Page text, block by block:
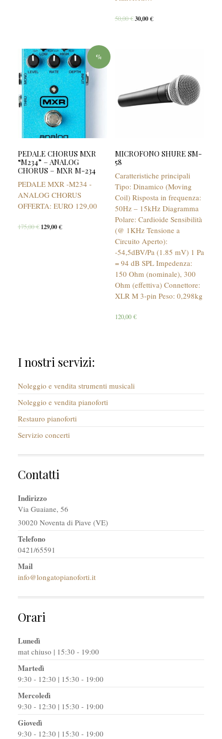
50,00€30,00€
%
PEDALE CHORUS MXR
“M234” – ANALOG
CHORUS – MXR M-234
PEDALE MXR -M234 -
ANALOG CHORUS
OFFERTA: EURO 129,00
175,00€ 129,00€
MICROFONO SHURE SM-
58
Caratteristiche principali
Tipo: Dinamico (Moving
Coil) Risposta in frequenza:
50Hz – 15kHz Diagramma
Polare: Cardioide Sensibilità
(@ 1KHz Tensione a
Circuito Aperto):
-54,5dBV/Pa (1.85 mV) 1 Pa
= 94 dB SPL Impedenza:
150 Ohm (nominale), 300
Ohm (effettiva) Connettore:
XLR M 3-pin Peso: 0,298kg
120,00 €
I nostri servizi:
Noleggio e vendita strumenti musicali
Noleggio e vendita pianoforti
Restauro pianoforti
Servizio concerti
Contatti
Indirizzo
Via Guaiane, 56
30020 Noventa di Piave (VE)
Telefono
0421/65591
Mail
info@longatopianoforti.it
Orari
Lunedì
mat chiuso | 15:30 - 19:00
Martedì
9:30 - 12:30 | 15:30 - 19:00
Mercoledì
9:30 - 12:30 | 15:30 - 19:00
Giovedì
9:30 - 12:30 | 15:30 - 19:00